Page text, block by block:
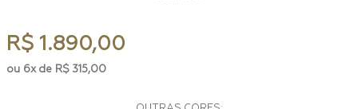
R$ 1.890,00
6 R$ 315,00